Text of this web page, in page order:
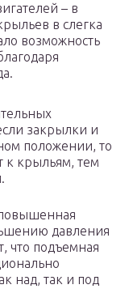
– в
в слегка
возможность
закрылки и
положении, то
к крыльям, тем
давления
что подъемная
над, так и под